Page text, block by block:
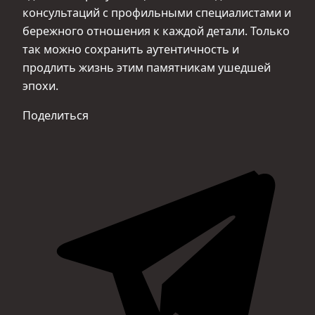
консультаций с профильными специалистами и
бережного отношения к каждой детали. Только
так можно сохранить аутентичность и
продлить жизнь этим памятникам ушедшей
эпохи.
Поделиться